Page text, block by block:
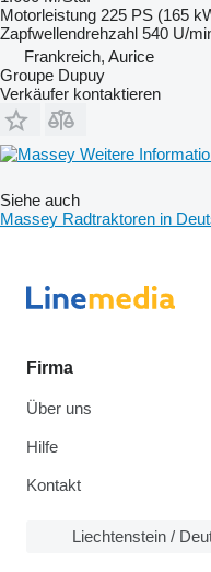
Motorleistung 225 PS (165
Zapfwellendrehzahl 540 U/
Frankreich, Aurice
Groupe Dupuy
Verkäufer kontaktieren
Weitere
Siehe auch
Massey Radtraktoren in
Firma
Über uns
Hilfe
Kontakt
Liechtenstein /